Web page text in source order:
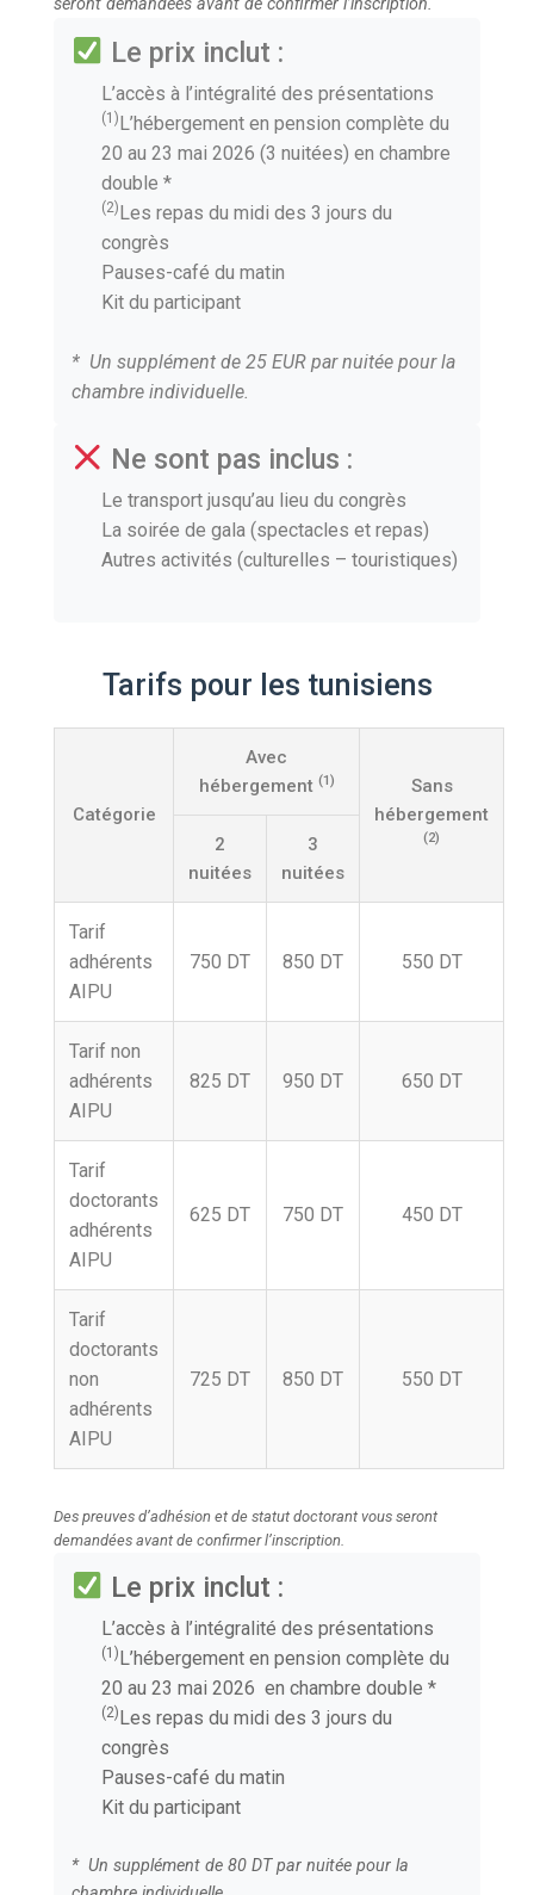
seront demandées avant de confirmer l’inscription.
Le prix inclut :
L’accès à l’intégralité des présentations
(1)L’hébergement en pension complète du
20 au 23 mai 2026 (3 nuitées) en chambre
double *
(2)Les repas du midi des 3 jours du
congrès
Pauses-café du matin
Kit du participant
* Un supplément de 25 EUR par nuitée pour la
chambre individuelle.
Ne sont pas inclus :
Le transport jusqu’au lieu du congrès
La soirée de gala (spectacles et repas)
Autres activités (culturelles – touristiques)
Tarifs pour les tunisiens
Catégorie
Avec
hébergement (1)
Sans
hébergement
(2)
2
nuitées
3
nuitées
Tarif
adhérents
AIPU
750 DT 850 DT 550 DT
Tarif non
adhérents
AIPU
825 DT 950 DT 650 DT
Tarif
doctorants
adhérents
AIPU
625 DT 750 DT 450 DT
Tarif
doctorants
non
adhérents
AIPU
725 DT 850 DT 550 DT
Des preuves d’adhésion et de statut doctorant vous seront
demandées avant de confirmer l’inscription.
Le prix inclut :
L’accès à l’intégralité des présentations
(1)L’hébergement en pension complète du
20 au 23 mai 2026 en chambre double *
(2)Les repas du midi des 3 jours du
congrès
Pauses-café du matin
Kit du participant
* Un supplément de 80 DT par nuitée pour la